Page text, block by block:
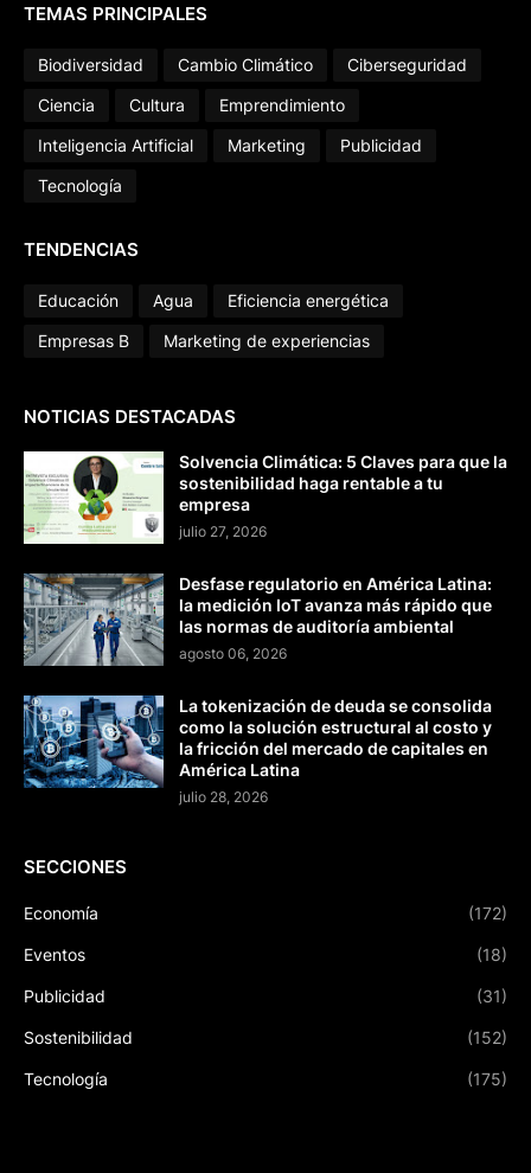
TEMAS PRINCIPALES
Biodiversidad Cambio Climático
Ciberseguridad
Ciencia
Cultura
Emprendimiento
Inteligencia Artificial
Marketing
Publicidad
Tecnología
TENDENCIAS
Educación Agua
Eficiencia energética
Empresas B
Marketing de experiencias
NOTICIAS DESTACADAS
Solvencia Climática: 5 Claves para que la
sostenibilidad haga rentable a tu
empresa
julio 27, 2026
Desfase regulatorio en América Latina:
la medición IoT avanza más rápido que
las normas de auditoría ambiental
agosto 06, 2026
La tokenización de deuda se consolida
como la solución estructural al costo y
la fricción del mercado de capitales en
América Latina
julio 28, 2026
SECCIONES
Economía (172)
Eventos (18)
Publicidad (31)
Sostenibilidad (152)
Tecnología (175)